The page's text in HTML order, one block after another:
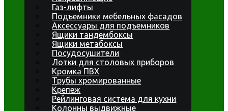
Газ-лифты
Подъемники мебельных фасадов
Аксессуары для подъемников
Ящики тандембоксы
Ящики метабоксы
Посудосушители
Лотки для столовых приборов
Кромка ПВХ
Трубы хромированные
Крепеж
Рейлинговая система для кухни
Колонны выдвижные